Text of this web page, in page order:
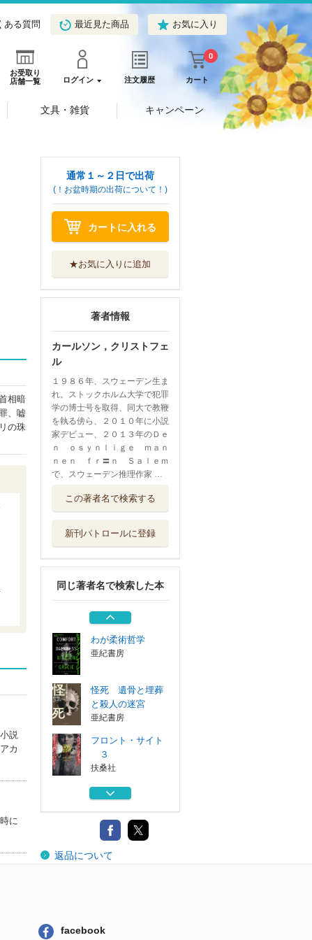
ある質問 最近見た商品 お気に入り
お受取り
店舗一覧
ログイン 注文履歴 カート
0
文具・雑貨 キャンペーン
相暗
、嘘
の珠
説
カ
に
通常１～２日で出荷
(！お盆時期の出荷について！)
カートに入れる
★お気に入りに追加
著者情報
カールソン，クリストフェ
ル
１９８６年、スウェーデン生ま
れ。ストックホルム大学で犯罪
学の博士号を取得、同大で教鞭
を執る傍ら、２０１０年に小説
家デビュー、２０１３年のＤｅ
ｎ ｏｓｙｎｌｉｇｅ ｍａｎ
ｎｅｎ ｆｒ〓ｎ Ｓａｌｅｍ
で、スウェーデン推理作家 …
この著者名で検索する
新刊パトロールに登録
同じ著者名で検索した本
３
コルシカの幻影を
扶桑社
コルシカの幻影を
打ち破れ 上
扶桑社
わが柔術哲学
亜紀書房
怪死 遺骨と埋葬
と殺人の迷宮
亜紀書房
フロント・サイト
３
扶桑社
コルシカの幻影を
扶桑社
コルシカの幻影を
打ち破れ 上
返品について
facebook